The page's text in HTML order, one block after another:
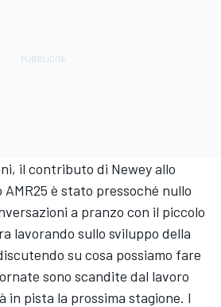
il contributo di Newey allo
è stato pressoché nullo
a pranzo con il piccolo
lavorando sullo sviluppo della
su cosa possiamo fare
sono scandite dal lavoro
in pista la prossima stagione. I